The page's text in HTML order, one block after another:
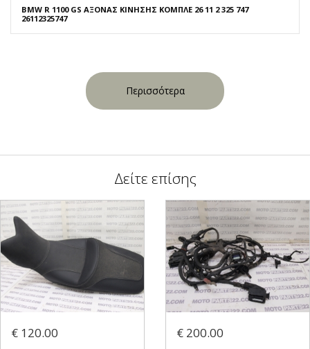
BMW R 1100 GS ΑΞΟΝΑΣ ΚΙΝΗΣΗΣ ΚΟΜΠΛΕ 26 11 2 325 747
26112325747
Περισσότερα
Δείτε επίσης
€ 120.00 € 200.00